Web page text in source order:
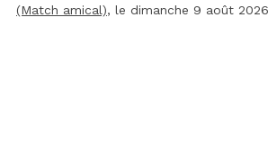
(Match amical), le dimanche 9 août